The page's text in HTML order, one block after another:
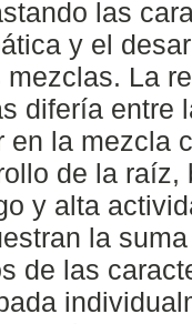
las
y el
mezclas. La
difería entre
en la mezcla
de la raíz,
y alta
la
de las